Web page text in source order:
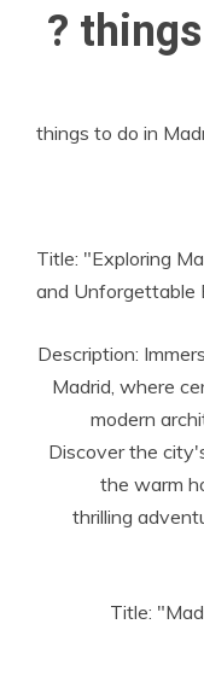
things
things to do in
Title: "Exploring
and Unforgettable
Description:
Madrid, where
modern
Discover the
the warm
thrilling
Title: